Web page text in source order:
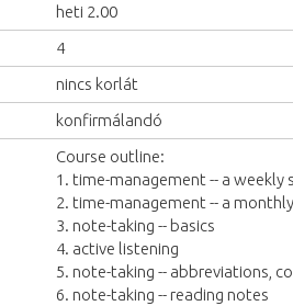
heti 2.00
4
nincs korlát
konfirmálandó
Course outline:
1. time-management -- a weekly
2. time-management -- a
3. note-taking -- basics
4. active listening
5. note-taking -- abbreviations,
6. note-taking -- reading notes